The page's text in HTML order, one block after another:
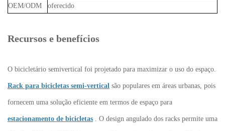
OEM/ODM oferecido
Recursos e benefícios
O bicicletário semivertical foi projetado para maximizar o uso do espaço.
Rack para bicicletas semi-vertical são populares em áreas urbanas, pois
fornecem uma solução eficiente em termos de espaço para
estacionamento de bicicletas . O design angulado dos racks permite uma